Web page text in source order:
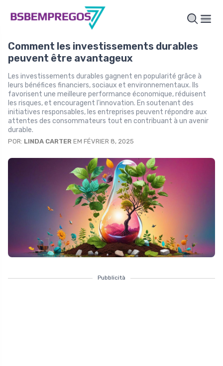
Comment les investissements durables
peuvent être avantageux
Les investissements durables gagnent en popularité grâce à
leurs bénéfices financiers, sociaux et environnementaux. Ils
favorisent une meilleure performance économique, réduisent
les risques, et encouragent l'innovation. En soutenant des
initiatives responsables, les entreprises peuvent répondre aux
attentes des consommateurs tout en contribuant à un avenir
durable.
POR: LINDA CARTER EM FÉVRIER 8, 2025
Pubblicità